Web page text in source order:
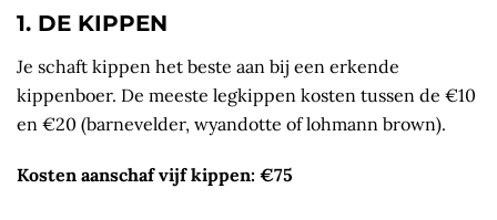
1. DE KIPPEN
Je schaft kippen het beste aan bij een erkende
kippenboer. De meeste legkippen kosten tussen de €10
en €20 (barnevelder, wyandotte of lohmann brown).
Kosten aanschaf vijf kippen: €75